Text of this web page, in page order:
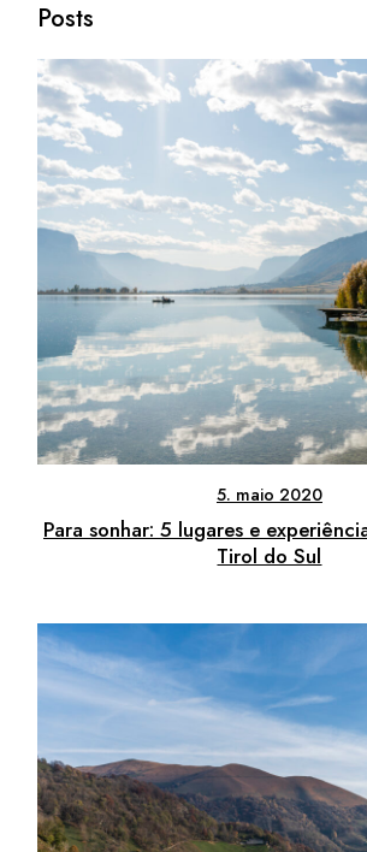
Posts
5. maio 2020
Para sonhar: 5 lugares e
Tirol do Sul